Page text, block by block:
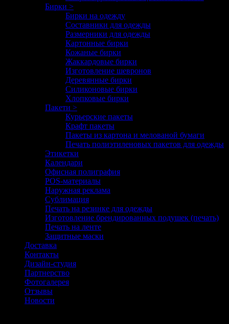
Бирки >
Бирки на одежду
Составники для одежды
Размерники для одежды
Картонные бирки
Кожаные бирки
Жаккардовые бирки
Изготовление шевронов
Деревянные бирки
Силиконовые бирки
Хлопковые бирки
Пакети >
Курьерские пакеты
Крафт пакеты
Пакеты из картона и мелованой бумаги
Печать полиэтиленовых пакетов для одежды
Этикетки
Календари
Офисная полиграфия
POS-материалы
Наружная реклама
Сублимация
Печать на резинке для одежды
Изготовление брендированных подушек (печать)
Печать на ленте
Защитные маски
Доставка
Контакты
Дизайн-студия
Партнерство
Фотогалерея
Отзывы
Новости